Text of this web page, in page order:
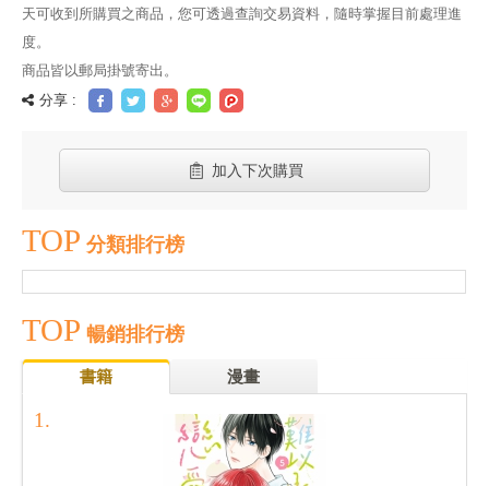
天可收到所購買之商品，您可透過查詢交易資料，隨時掌握目前處理進
度。
商品皆以郵局掛號寄出。
分享 :
加入下次購買
TOP 分類排行榜
TOP 暢銷排行榜
書籍 漫畫